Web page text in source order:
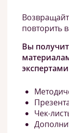
повторить
Вы
Чек-